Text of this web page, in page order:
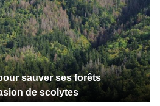
sauver ses forêts
de scolytes